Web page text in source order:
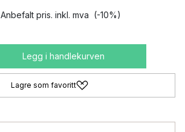
Anbefalt pris. inkl. mva (-10%)
Legg i handlekurven
Lagre som favoritt